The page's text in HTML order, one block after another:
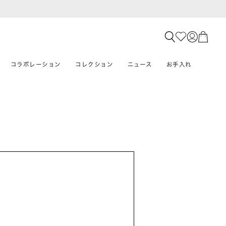
コラボレーション コレクション ニュース お手入れ